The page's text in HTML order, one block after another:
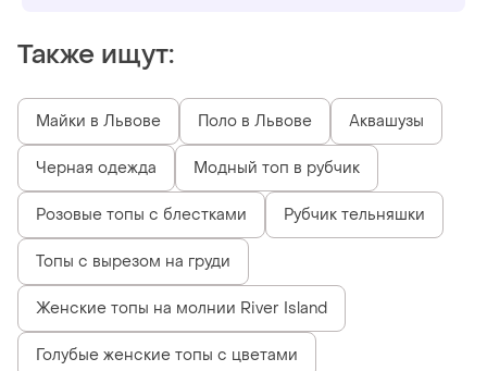
Также ищут:
Майки в Львове Поло в Львове Аквашузы
Черная одежда Модный топ в рубчик
Розовые топы с блестками Рубчик тельняшки
Топы с вырезом на груди
Женские топы на молнии River Island
Голубые женские топы с цветами